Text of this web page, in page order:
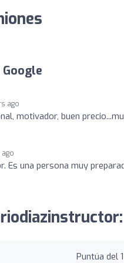
ago
motivador, buen
Es una persona muy
Puntúa del